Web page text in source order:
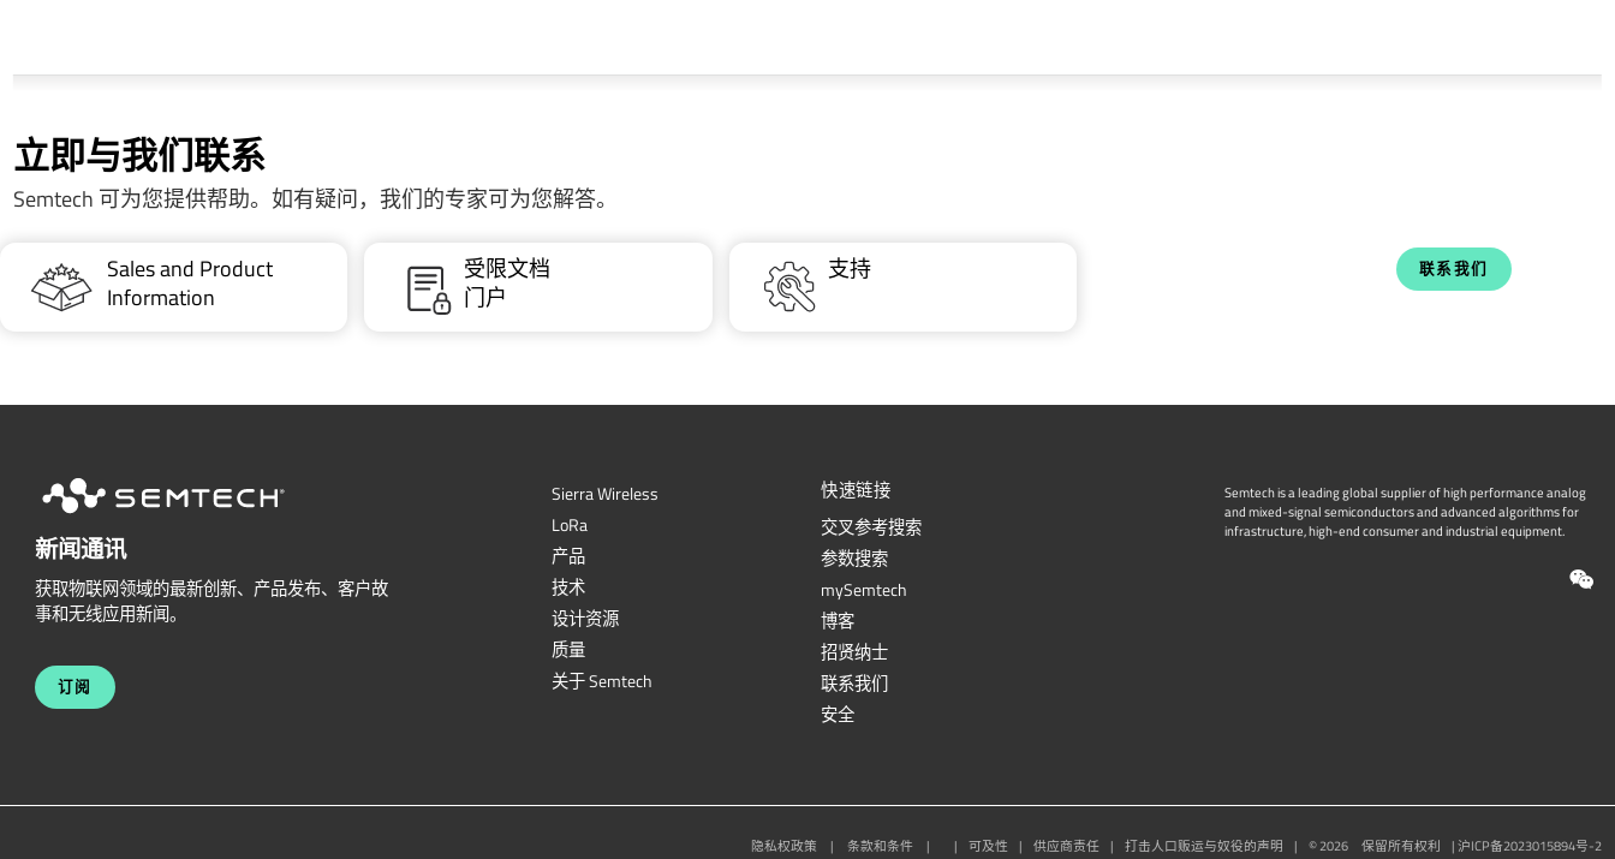
立即与我们联系
Semtech 可为您提供帮助。如有疑问，我们的专家可为您解答。
Sales and Product
Information
受限文档
门户
支持 联系我们
新闻通讯
获取物联网领域的最新创新、产品发布、客户故
事和无线应用新闻。
订阅
Sierra Wireless
LoRa
产品
技术
设计资源
质量
关于 Semtech
快速链接
交叉参考搜索
参数搜索
mySemtech
博客
招贤纳士
联系我们
安全
Semtech is a leading global supplier of high performance analog
and mixed-signal semiconductors and advanced algorithms for
infrastructure, high-end consumer and industrial equipment.
隐私权政策 | 条款和条件 | | 可及性 | 供应商责任 | 打击人口贩运与奴役的声明 | ©2026 保留所有权利 | 沪ICP备2023015894号-2